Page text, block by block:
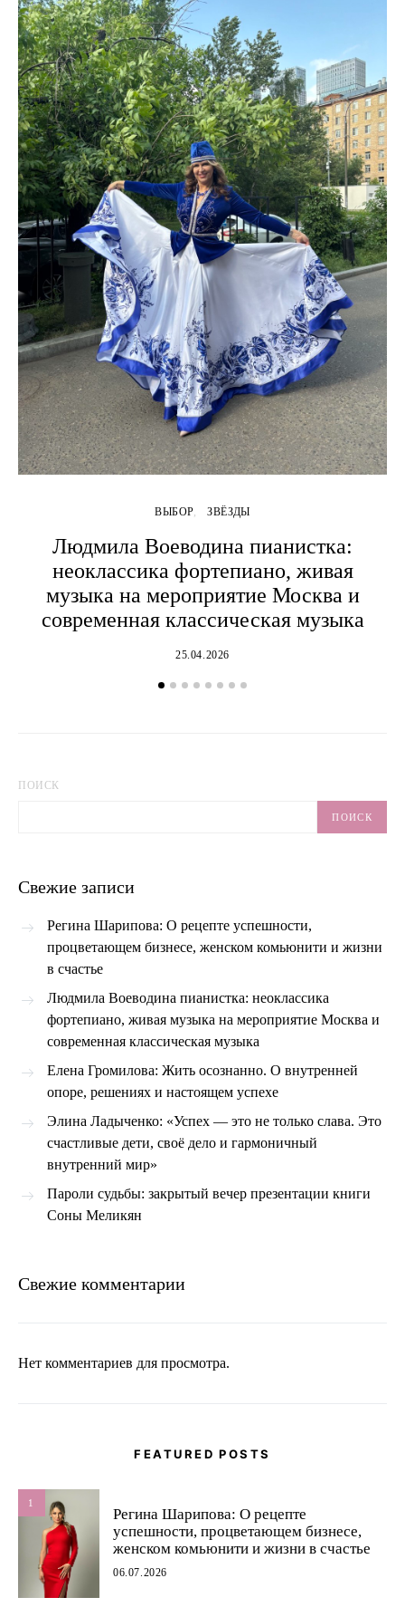
ВЫБОР ЗВЁЗДЫ
Людмила Воеводина пианистка:
неоклассика фортепиано, живая
музыка на мероприятие Москва и
современная классическая музыка
25.04.2026
ПОИСК
ПОИСК
Свежие записи
Регина Шарипова: О рецепте успешности,
процветающем бизнесе, женском комьюнити и жизни
в счастье
Людмила Воеводина пианистка: неоклассика
фортепиано, живая музыка на мероприятие Москва и
современная классическая музыка
Елена Громилова: Жить осознанно. О внутренней
опоре, решениях и настоящем успехе
Элина Ладыченко: «Успех — это не только слава. Это
счастливые дети, своё дело и гармоничный
внутренний мир»
Пароли судьбы: закрытый вечер презентации книги
Соны Меликян
Свежие комментарии
Нет комментариев для просмотра.
FEATURED POSTS
1
Регина Шарипова: О рецепте
успешности, процветающем бизнесе,
женском комьюнити и жизни в счастье
06.07.2026